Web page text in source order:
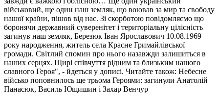
військовий, ще один наш земляк, що воював за мир та свободу
нашої країни, пішов від нас. Зі скорботою повідомляємо що
боронячи державний суверенітет і територіальну цілісність
загинув наш земляк, Березюк Іван Ярославович 10.08.1969
року народження, житель села Красне Гримайлівської
громади. Світлий спомин про нього назавжди залишиться в
наших серцях. Щирі співчуття рідним та близьким нашого
славного Героя", - йдеться у дописі. Читайте також: Небесне
військо поповнилось ще трьома Героями: загинули Анатолій
Панасюк, Василь Ющишин і Захар Венчур